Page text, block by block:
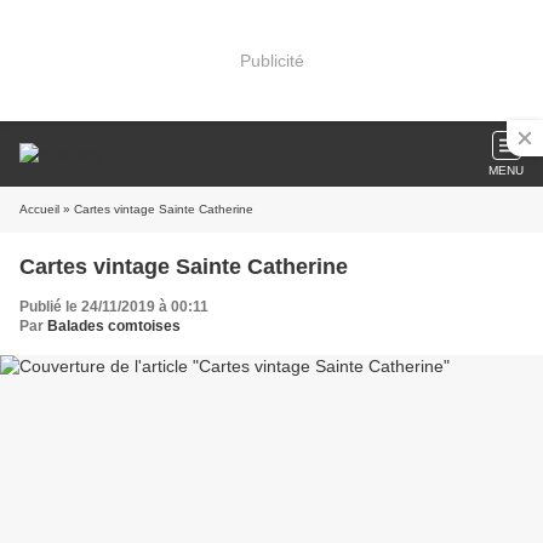
Publicité
MENU
Accueil » Cartes vintage Sainte Catherine
Cartes vintage Sainte Catherine
Publié le 24/11/2019 à 00:11
Par Balades comtoises